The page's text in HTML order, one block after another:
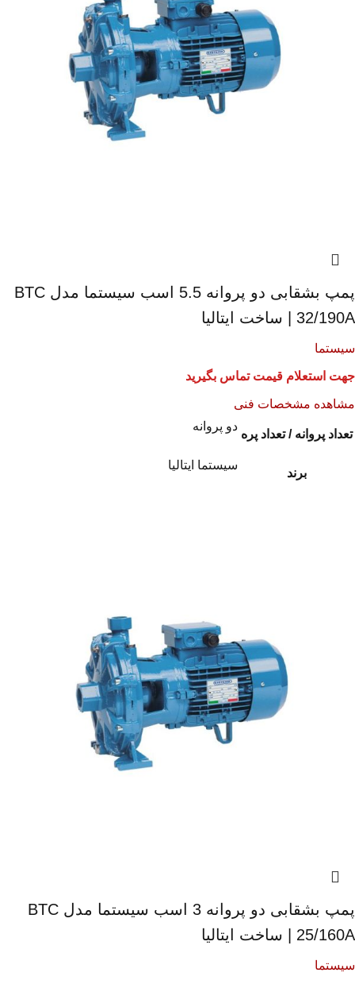
پمپ بشقابی دو پروانه 5.5 اسب سیستما مدل BTC
32/190A | ساخت ایتالیا
سیستما
جهت استعلام قیمت تماس بگیرید
مشاهده مشخصات فنی
تعداد پروانه / تعداد پره
دو پروانه
برند
سیستما ایتالیا
پمپ بشقابی دو پروانه 3 اسب سیستما مدل BTC
25/160A | ساخت ایتالیا
سیستما